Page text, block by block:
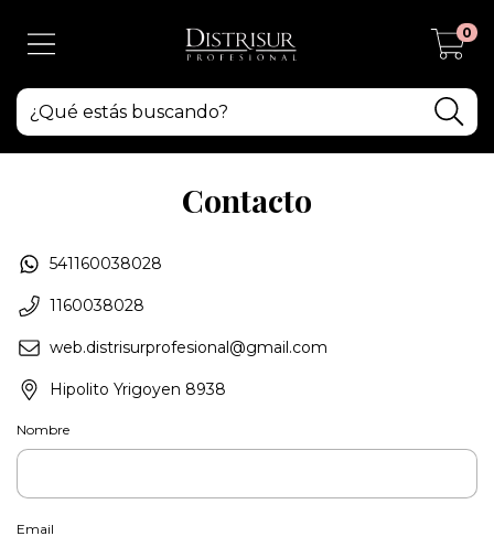
0
Contacto
541160038028
1160038028
web.distrisurprofesional@gmail.com
Hipolito Yrigoyen 8938
Nombre
Email